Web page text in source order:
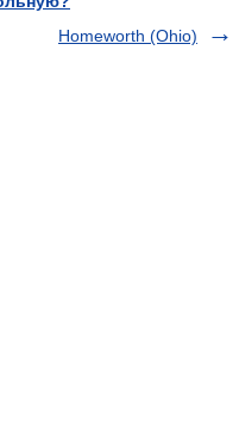
Homeworth (Ohio)